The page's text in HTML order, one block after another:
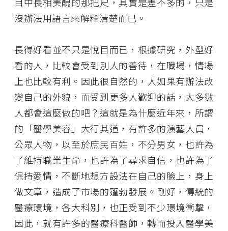
沒辦法用語言來解釋清楚而已。
長得好看並不只是悅目而已，根據研究，外型好
看的人，比較會受到別人的善待，在職場，情場
上也比較有利。因此很自然的，人如果有辦法改
變自己的外貌，而受到更多人歡迎的話，大多數
人都會這麼做的吧？這就是為什麼近年來，所謂
的「醫學美容」大行其道，有許多的演藝人員，
公眾人物，以至於庶民百姓，不分男女，也許為
了維持職業生命，也許為了尋求自信，也許為了
保持愛情，不斷地想方設法在自己的臉上，身上
做文章，造成了市場的蓬勃發展。剛好，傳統的
醫療環境，各大科別，也正受到不少環境衝擊，
因此，就有許多的醫療科醫師，轉而投入醫學美